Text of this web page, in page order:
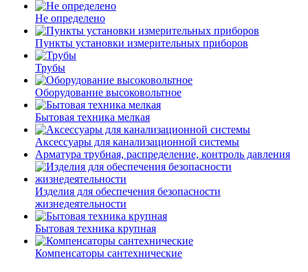
Не определено
Пункты установки измерительных приборов
Трубы
Оборудование высоковольтное
Бытовая техника мелкая
Аксессуары для канализационной системы
Арматура трубная, распределение, контроль давления
Изделия для обеспечения безопасности
жизнедеятельности
Бытовая техника крупная
Компенсаторы сантехнические